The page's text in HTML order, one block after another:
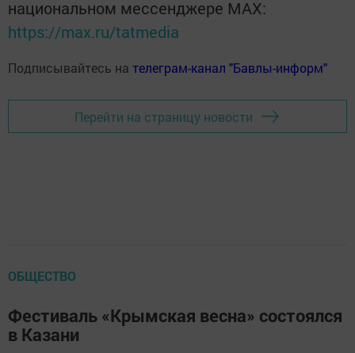
национальном мессенджере MАХ:
https://max.ru/tatmedia
Подписывайтесь на телеграм-канал "Бавлы-информ"
Перейти на страницу новости
ОБЩЕСТВО
Фестиваль «Крымская весна» состоялся
в Казани